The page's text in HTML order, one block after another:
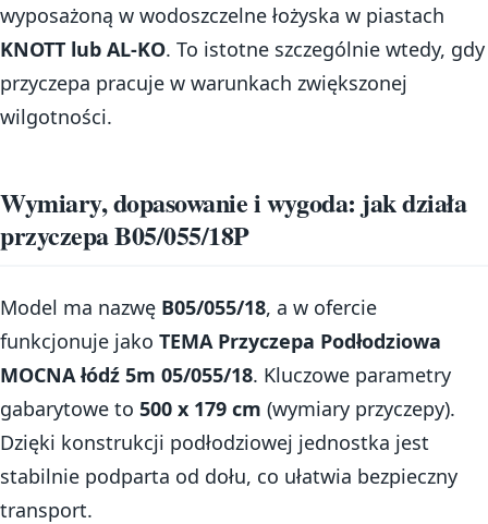
wyposażoną w wodoszczelne łożyska w piastach
KNOTT lub AL-KO. To istotne szczególnie wtedy, gdy
przyczepa pracuje w warunkach zwiększonej
wilgotności.
Wymiary, dopasowanie i wygoda: jak działa
przyczepa B05/055/18P
Model ma nazwę B05/055/18, a w ofercie
funkcjonuje jako TEMA Przyczepa Podłodziowa
MOCNA łódź 5m 05/055/18. Kluczowe parametry
gabarytowe to 500 x 179 cm (wymiary przyczepy).
Dzięki konstrukcji podłodziowej jednostka jest
stabilnie podparta od dołu, co ułatwia bezpieczny
transport.